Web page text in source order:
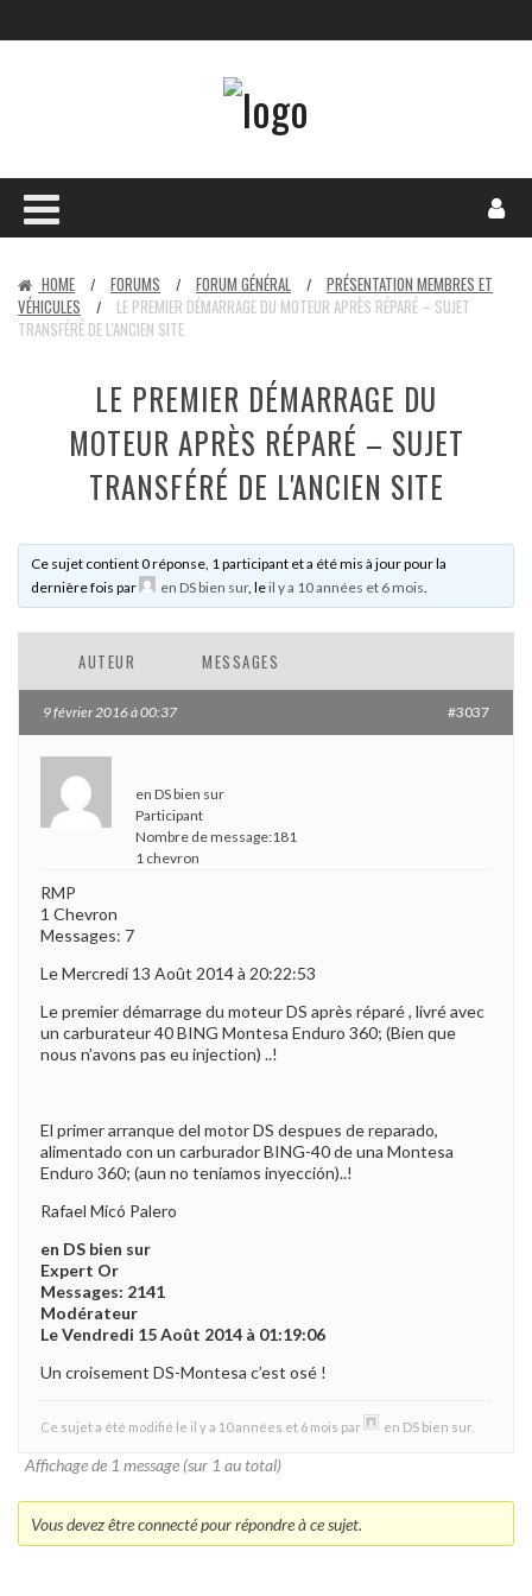
HOME / FORUMS / FORUM GÉNÉRAL /
PRÉSENTATION MEMBRES ET
VÉHICULES
/
LE PREMIER DÉMARRAGE DU MOTEUR APRÈS RÉPARÉ – SUJET
TRANSFÉRÉ DE L'ANCIEN SITE
LE PREMIER DÉMARRAGE DU
MOTEUR APRÈS RÉPARÉ – SUJET
TRANSFÉRÉ DE L'ANCIEN SITE
Ce sujet contient 0 réponse, 1 participant et a été mis à jour pour la
dernière fois par
en DS bien sur, leil y a 10 années et 6 mois.
AUTEUR MESSAGES
9 février 2016 à 00:37 #3037
en DS bien sur
Participant
Nombre de message:181
1 chevron
RMP
1 Chevron
Messages: 7
Le Mercredi 13 Août 2014 à 20:22:53
Le premier démarrage du moteur DS après réparé , livré avec
un carburateur 40 BING Montesa Enduro 360; (Bien que
nous n’avons pas eu injection) ..!
El primer arranque del motor DS despues de reparado,
alimentado con un carburador BING-40 de una Montesa
Enduro 360; (aun no teniamos inyección)..!
Rafael Micó Palero
en DS bien sur
Expert Or
Messages: 2141
Modérateur
Le Vendredi 15 Août 2014 à 01:19:06
Un croisement DS-Montesa c’est osé !
Ce sujet a été modifié le il y a 10 années et 6 mois par en DS bien sur
Affichage de 1 message (sur 1 au total)
Vous devez être connecté pour répondre à ce sujet.